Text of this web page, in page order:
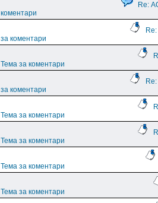
Re:
коментари
за коментари
Тема за коментари
за коментари
Тема за коментари
Тема за коментари
Тема за коментари
Тема за коментари